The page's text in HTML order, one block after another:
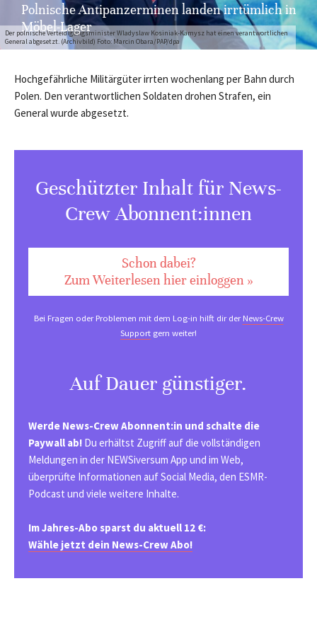
Der polnische Verteidigungsminister Wladyslaw Kosiniak-Kamysz hat einen verantwortlichen
General abgesetzt. (Archivbild) Foto: Marcin Obara/PAP/dpa
Polnische Antipanzerminen landen irrtümlich in
Möbel-Lager
Hochgefährliche Militärgüter irrten wochenlang per Bahn durch
Polen. Den verantwortlichen Soldaten drohen Strafen, ein
General wurde abgesetzt.
Geschützter Inhalt für News-
Crew Abonnent:innen
Schon dabei?
Zum Weiterlesen hier einloggen »
Bei Fragen oder Problemen mit dem Log-in hilft dir derNews-Crew
Support gern weiter!
Auf Dauer günstiger.
Werde News-Crew Abonnent:in und schalte die
Paywall ab! Du erhältst Zugriff auf die vollständigen
Meldungen in der NEWSiversum App und im Web,
überprüfte Informationen auf Social Media, den ESMR-
Podcast und viele weitere Inhalte.
Im Jahres-Abo sparst du aktuell 12 €:
Wähle jetzt dein News-Crew Abo!